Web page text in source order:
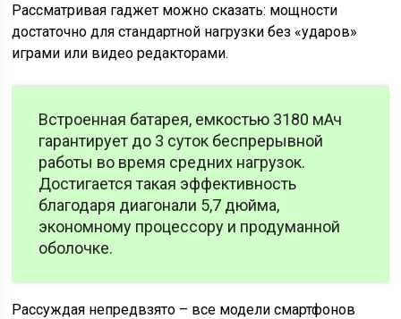
Рассматривая гаджет можно сказать: мощности
достаточно для стандартной нагрузки без «ударов»
играми или видео редакторами.
Встроенная батарея, емкостью 3180 мАч
гарантирует до 3 суток беспрерывной
работы во время средних нагрузок.
Достигается такая эффективность
благодаря диагонали 5,7 дюйма,
экономному процессору и продуманной
оболочке.
Рассуждая непредвзято – все модели смартфонов